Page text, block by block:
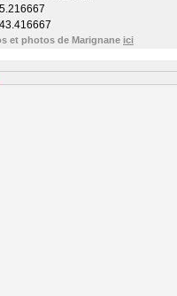
5.216667
43.416667
et photos de Marignane ici